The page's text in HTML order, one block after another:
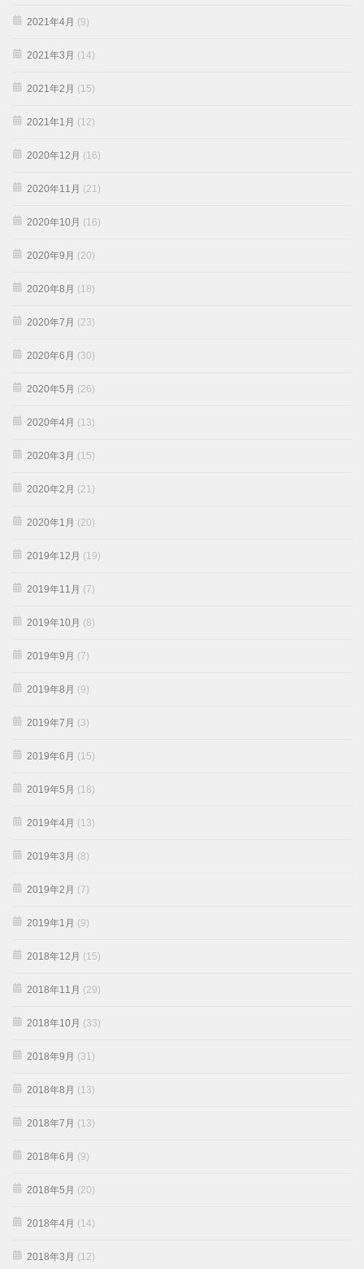
2021年4月 (9)
2021年3月 (14)
2021年2月 (15)
2021年1月 (12)
2020年12月 (16)
2020年11月 (21)
2020年10月 (16)
2020年9月 (20)
2020年8月 (18)
2020年7月 (23)
2020年6月 (30)
2020年5月 (26)
2020年4月 (13)
2020年3月 (15)
2020年2月 (21)
2020年1月 (20)
2019年12月 (19)
2019年11月 (7)
2019年10月 (8)
2019年9月 (7)
2019年8月 (9)
2019年7月 (3)
2019年6月 (15)
2019年5月 (18)
2019年4月 (13)
2019年3月 (8)
2019年2月 (7)
2019年1月 (9)
2018年12月 (15)
2018年11月 (29)
2018年10月 (33)
2018年9月 (31)
2018年8月 (13)
2018年7月 (13)
2018年6月 (9)
2018年5月 (20)
2018年4月 (14)
2018年3月 (12)